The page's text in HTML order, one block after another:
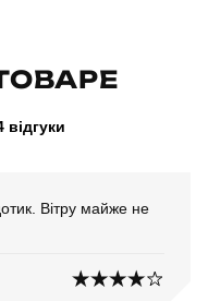
відгуки
Вітру майже не